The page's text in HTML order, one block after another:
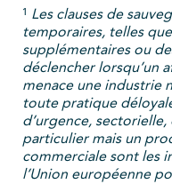
¹ Les clauses de
temporaires, telles
supplémentaires ou
déclencher lorsqu’un
menace une industrie
toute pratique
d’urgence, sectorielle,
particulier mais un
commerciale sont les
l’Union européenne